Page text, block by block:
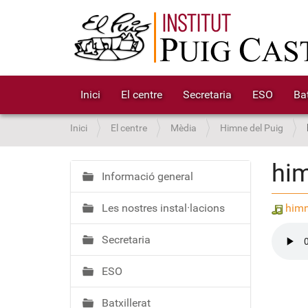
Inici El centre Secretaria ESO
S
o
u
:
Inici El centre Mèdia Himne del Puig
N
a
v
e
g
a
c
Informació general
Les nostres instal·lacions
Secretaria
ESO
Batxillerat